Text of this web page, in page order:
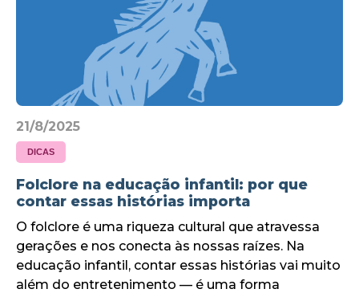
21/8/2025
DICAS
Folclore na educação infantil: por que
contar essas histórias importa
O folclore é uma riqueza cultural que atravessa
gerações e nos conecta às nossas raízes. Na
educação infantil, contar essas histórias vai muito
além do entretenimento — é uma forma